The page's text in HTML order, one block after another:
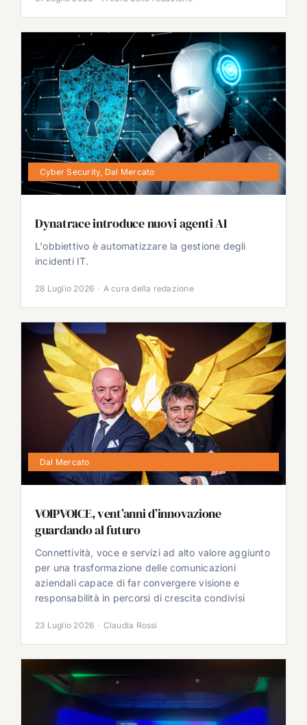
Cyber Security, Dal Mercato
Dynatrace introduce nuovi agenti AI
L'obbiettivo è automatizzare la gestione degli
incidenti IT.
28 Luglio 2026 · A cura della redazione
Dal Mercato
VOIPVOICE, vent’anni d’innovazione
guardando al futuro
Connettività, voce e servizi ad alto valore aggiunto
per una trasformazione delle comunicazioni
aziendali capace di far convergere visione e
responsabilità in percorsi di crescita condivisi
23 Luglio 2026 · Claudia Rossi